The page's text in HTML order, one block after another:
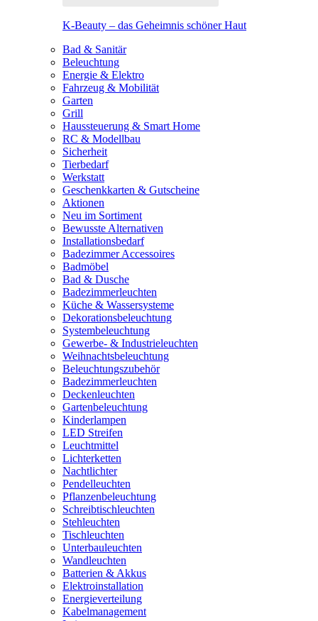
K-Beauty – das Geheimnis schöner Haut
Bad & Sanitär
Beleuchtung
Energie & Elektro
Fahrzeug & Mobilität
Garten
Grill
Haussteuerung & Smart Home
RC & Modellbau
Sicherheit
Tierbedarf
Werkstatt
Geschenkkarten & Gutscheine
Aktionen
Neu im Sortiment
Bewusste Alternativen
Installationsbedarf
Badezimmer Accessoires
Badmöbel
Bad & Dusche
Badezimmerleuchten
Küche & Wassersysteme
Dekorationsbeleuchtung
Systembeleuchtung
Gewerbe- & Industrieleuchten
Weihnachtsbeleuchtung
Beleuchtungszubehör
Badezimmerleuchten
Deckenleuchten
Gartenbeleuchtung
Kinderlampen
LED Streifen
Leuchtmittel
Lichterketten
Nachtlichter
Pendelleuchten
Pflanzenbeleuchtung
Schreibtischleuchten
Stehleuchten
Tischleuchten
Unterbauleuchten
Wandleuchten
Batterien & Akkus
Elektroinstallation
Energieverteilung
Kabelmanagement